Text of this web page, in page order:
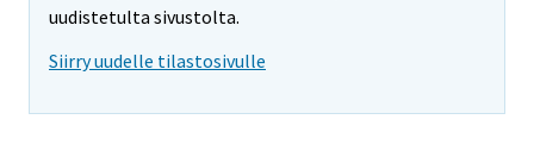
uudistetulta sivustolta.
Siirry uudelle tilastosivulle